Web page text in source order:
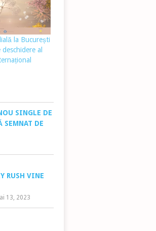
la București
al
SINGLE DE
SEMNAT DE
RUSH VINE
13, 2023